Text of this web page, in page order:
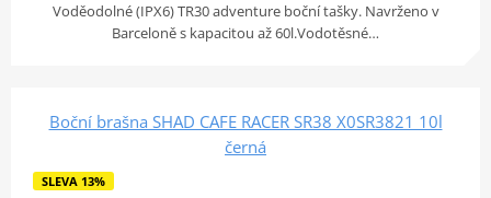
Voděodolné (IPX6) TR30 adventure boční tašky. Navrženo v
Barceloně s kapacitou až 60l.Vodotěsné…
Boční brašna SHAD CAFE RACER SR38 X0SR3821 10l
černá
SLEVA 13%